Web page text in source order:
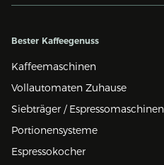
Bester Kaffeegenuss
Kaffeemaschinen
Vollautomaten Zuhause
Siebträger / Espressomaschinen
Portionensysteme
Espressokocher